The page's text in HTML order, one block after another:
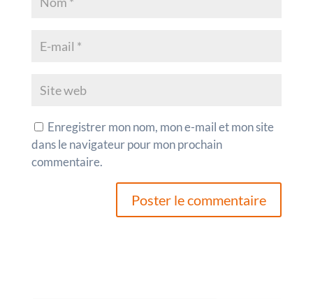
Enregistrer mon nom, mon e-mail et mon site
dans le navigateur pour mon prochain
commentaire.